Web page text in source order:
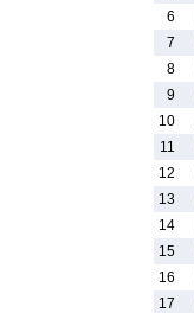
6
7
8
9
10
11
12
13
14
15
16
17